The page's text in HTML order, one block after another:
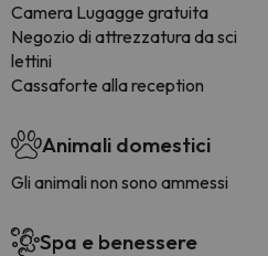
Camera Lugagge gratuita
Negozio di attrezzatura da sci
lettini
Cassaforte alla reception
Animali domestici
Gli animali non sono ammessi
Spa e benessere